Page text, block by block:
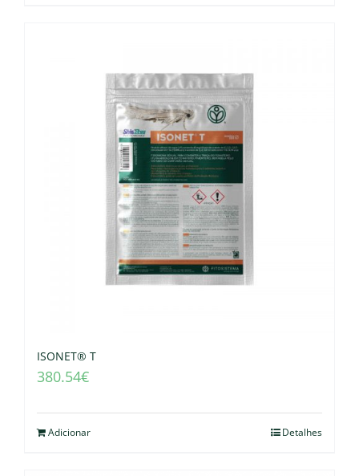
ISONET® T
380.54€
Adicionar Detalhes